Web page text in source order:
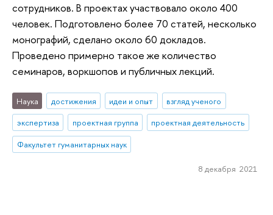
сотрудников. В проектах участвовало около 400
человек. Подготовлено более 70 статей, несколько
монографий, сделано около 60 докладов.
Проведено примерно такое же количество
семинаров, воркшопов и публичных лекций.
Наука достижения идеи и опыт
взгляд ученого
экспертиза
проектная группа
проектная деятельность
Факультет гуманитарных наук
8 декабря 2021